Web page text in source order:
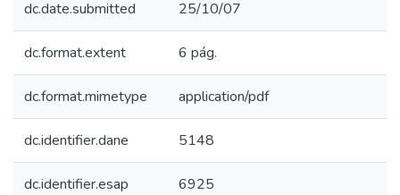
dc.date.submitted 25/10/07
dc.format.extent 6 pág.
dc.format.mimetype application/pdf
dc.identifier.dane 5148
dc.identifier.esap 6925